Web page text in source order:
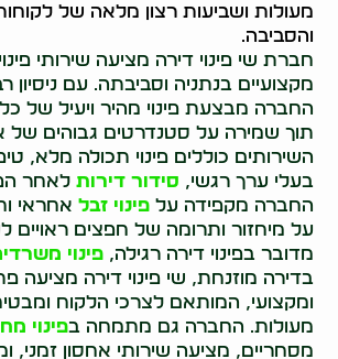
מעולות ושביעות רצון מלאה של
והסביבה.
חברת שי פינוי דירה מציעה שירותי
מקצועיים בנתניה וסביבתה. עם ניסיון
החברה מבצעת פינוי מהיר ויעיל של כל
תוך שמירה על סטנדרטים גבוהים של
השירותים כוללים פינוי תכולה מלא,
בעלי ערך רגשי, סידור דירות לאחר
החברה מקפידה עלפינוי זבל אחראי
על מיחזור ותרומה של חפצים ראויים
מדובר בפינוי דירה רגילה,פינוי
בדירה מוזנחת, שי פינוי דירה מציעה
ומקצועי, המותאם לצרכי הלקוח
מעולות. החברה גם מתמחה בפינוי
מסחריים, מציעה שירותי אחסון זמני,